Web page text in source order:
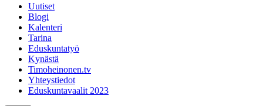
Uutiset
Blogi
Kalenteri
Tarina
Eduskuntatyö
Kynästä
Timoheinonen.tv
Yhteystiedot
Eduskuntavaalit 2023